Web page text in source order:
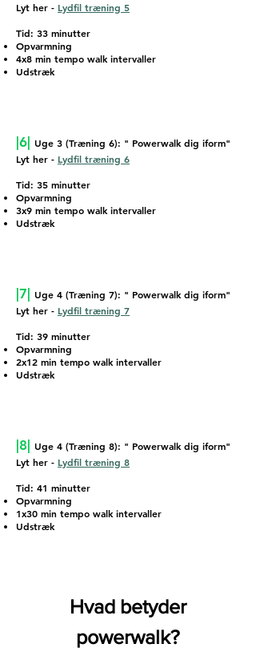
Lyt her - Lydfil træning 5
Tid: 33 minutter
Opvarmning
4x8 min tempo walk intervaller
Udstræk
|6| Uge 3 (Træning 6): " Powerwalk dig iform"
Lyt her - Lydfil træning 6
Tid: 35 minutter
Opvarmning
3x9 min tempo walk intervaller
Udstræk
|7|
Uge 4 (Træning 7): " Powerwalk dig iform"
Lyt her - Lydfil træning 7
Tid: 39 minutter
Opvarmning
2x12 min tempo walk intervaller
Udstræk
|8|
Uge 4 (Træning 8): " Powerwalk dig iform"
Lyt her - Lydfil træning 8
Tid: 41 minutter
Opvarmning
1x30 min tempo walk intervaller
Udstræk
Hvad betyder
powerwalk?